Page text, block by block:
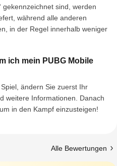
gekennzeichnet sind, werden
während alle anderen
in der Regel innerhalb weniger
ich mein PUBG Mobile
ändern Sie zuerst Ihr
weitere Informationen. Danach
in den Kampf einzusteigen!
Alle Bewertungen